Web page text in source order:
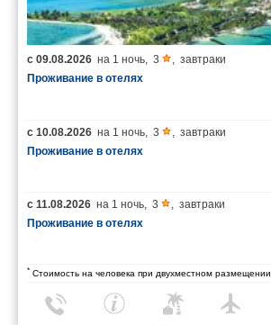
с 09.08.2026 на 1 ночь, 3 , завтраки
Проживание в отелях
с 10.08.2026 на 1 ночь, 3 , завтраки
Проживание в отелях
с 11.08.2026 на 1 ночь, 3 , завтраки
Проживание в отелях
* Стоимость на человека при двухместном размещении